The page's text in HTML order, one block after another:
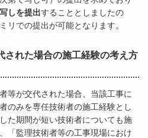
しを提出することとしましたの
リでの提出が可能となります。
れた場合の施工経験の考え方
等が交代された場合、当該工事に
のみを専任技術者の施工経験とし
た期間が短い技術者についても施
「監理技術者等の工事現場におけ